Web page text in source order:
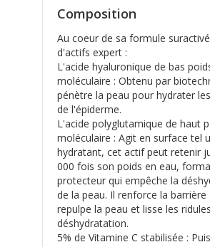
Composition
Au coeur de sa formule
d'actifs expert :
L'acide hyaluronique de bas
moléculaire : Obtenu par
pénètre la peau pour hydrater
de l'épiderme.
L'acide polyglutamique de haut
moléculaire : Agit en surface tel
hydratant, cet actif peut retenir
000 fois son poids en eau,
protecteur qui empêche la
de la peau. Il renforce la barrière
repulpe la peau et lisse les
déshydratation.
5% de Vitamine C stabilisée :